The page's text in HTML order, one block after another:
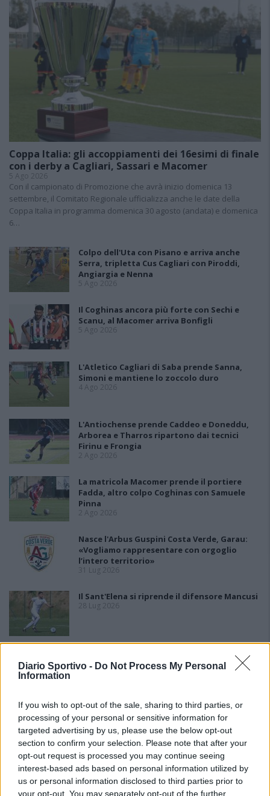
Diario Sportivo - Do Not Process My Personal
Information
If you wish to opt-out of the sale, sharing to third parties, or
processing of your personal or sensitive information for
targeted advertising by us, please use the below opt-out
section to confirm your selection. Please note that after your
opt-out request is processed you may continue seeing
interest-based ads based on personal information utilized by
us or personal information disclosed to third parties prior to
your opt-out. You may separately opt-out of the further
Coppa Italia: gli accoppiamenti dei 16esimi di finale
con i derby a Cagliari, Sassari e Macomer
5 Ago 2026
Con il campionato di Promozione che avrà inizio domenica 13
settembre, il Comitato Regionale ufficializza anche le date della
Coppa Italia in programma domenica 30 agosto (andata) e domenica
6…
Colpo dell'Uta con Pisano e arriva anche
Serra, tripletta Cus Cagliari con Piroddi,
Angiargia e Nenna
5 Ago 2026
Il Coghinas ancora più forte con Sechi e
Scanu, al Macomer arriva Bonfigli
5 Ago 2026
L'Atletico Cagliari di Saba prende Sanna,
Simoni e mantiene lo zoccolo duro
4 Ago 2026
L'Antiochense prende Caddeo e Doneddu,
Arborea e Tharros ripartono dai tecnici
Firinu e Frongia
2 Ago 2026
La matricola Macomer prende il portiere
Fadda, altro colpo Coghinas con Samuele
Pinna
2 Ago 2026
Nasce l'Arbus Guspini Costa Verde, Garau:
«Vogliamo rappresentare con orgoglio
l’intero territorio»
31 Lug 2026
Il Sant'Elena si riprende il difensore Mancusi
28 Lug 2026
Al Castiadas tornano Caboni e Melis, l'Uta
Calcio prende anche Atzori e Siddu